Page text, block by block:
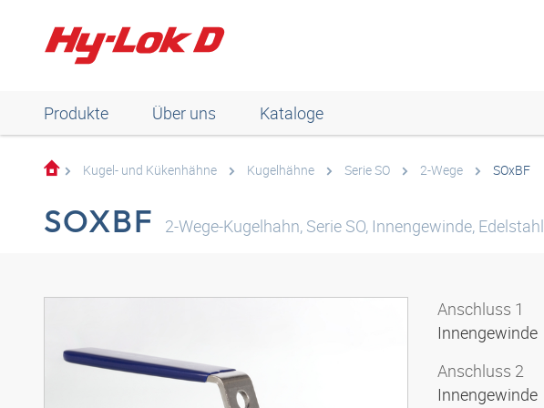
Produkte Über uns Kataloge
Kugel- und Kükenhähne Kugelhähne Serie SO 2-Wege SOxBF
SOXBF 2-Wege-Kugelhahn, Serie SO, Innengewinde, Edelstahl
Anschluss 1
Innengewinde
Anschluss 2
Innengewinde